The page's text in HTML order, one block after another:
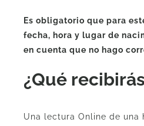
Es obligatorio que para
fecha, hora y lugar de
en cuenta que no hago
¿Qué
Una lectura Online de una